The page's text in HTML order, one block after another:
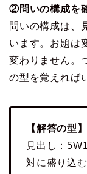
②問いの構成を
問いの構成は、
います。お題は
変わりません。
の型を覚えれば
【解答の型】
見出し：
対に盛り込む